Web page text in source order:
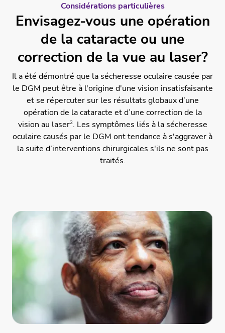
Considérations particulières
Envisagez-vous une opération
de la cataracte ou une
correction de la vue au laser?
Il a été démontré que la sécheresse oculaire causée par
le DGM peut être à l'origine d'une vision insatisfaisante
et se répercuter sur les résultats globaux d’une
opération de la cataracte et d’une correction de la
vision au laser2. Les symptômes liés à la sécheresse
oculaire causés par le DGM ont tendance à s'aggraver à
la suite d’interventions chirurgicales s'ils ne sont pas
traités.